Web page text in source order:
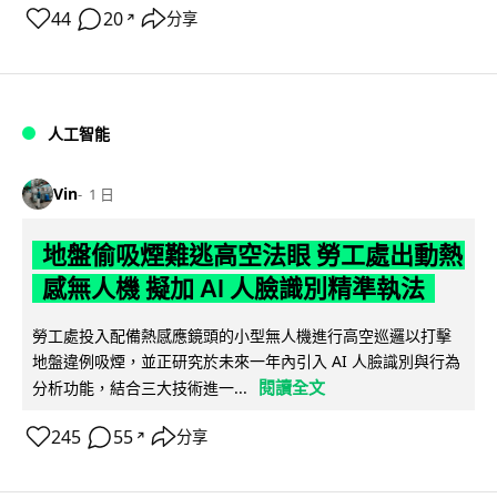
44 20 ↗ 分享
人工智能
Vin 1 日
地盤偷吸煙難逃高空法眼 勞工處出動熱
感無人機 擬加 AI 人臉識別精準執法
勞工處投入配備熱感應鏡頭的小型無人機進行高空巡邏以打擊
地盤違例吸煙，並正研究於未來一年內引入 AI 人臉識別與行為
分析功能，結合三大技術進一...
閱讀全文
245 55 ↗ 分享